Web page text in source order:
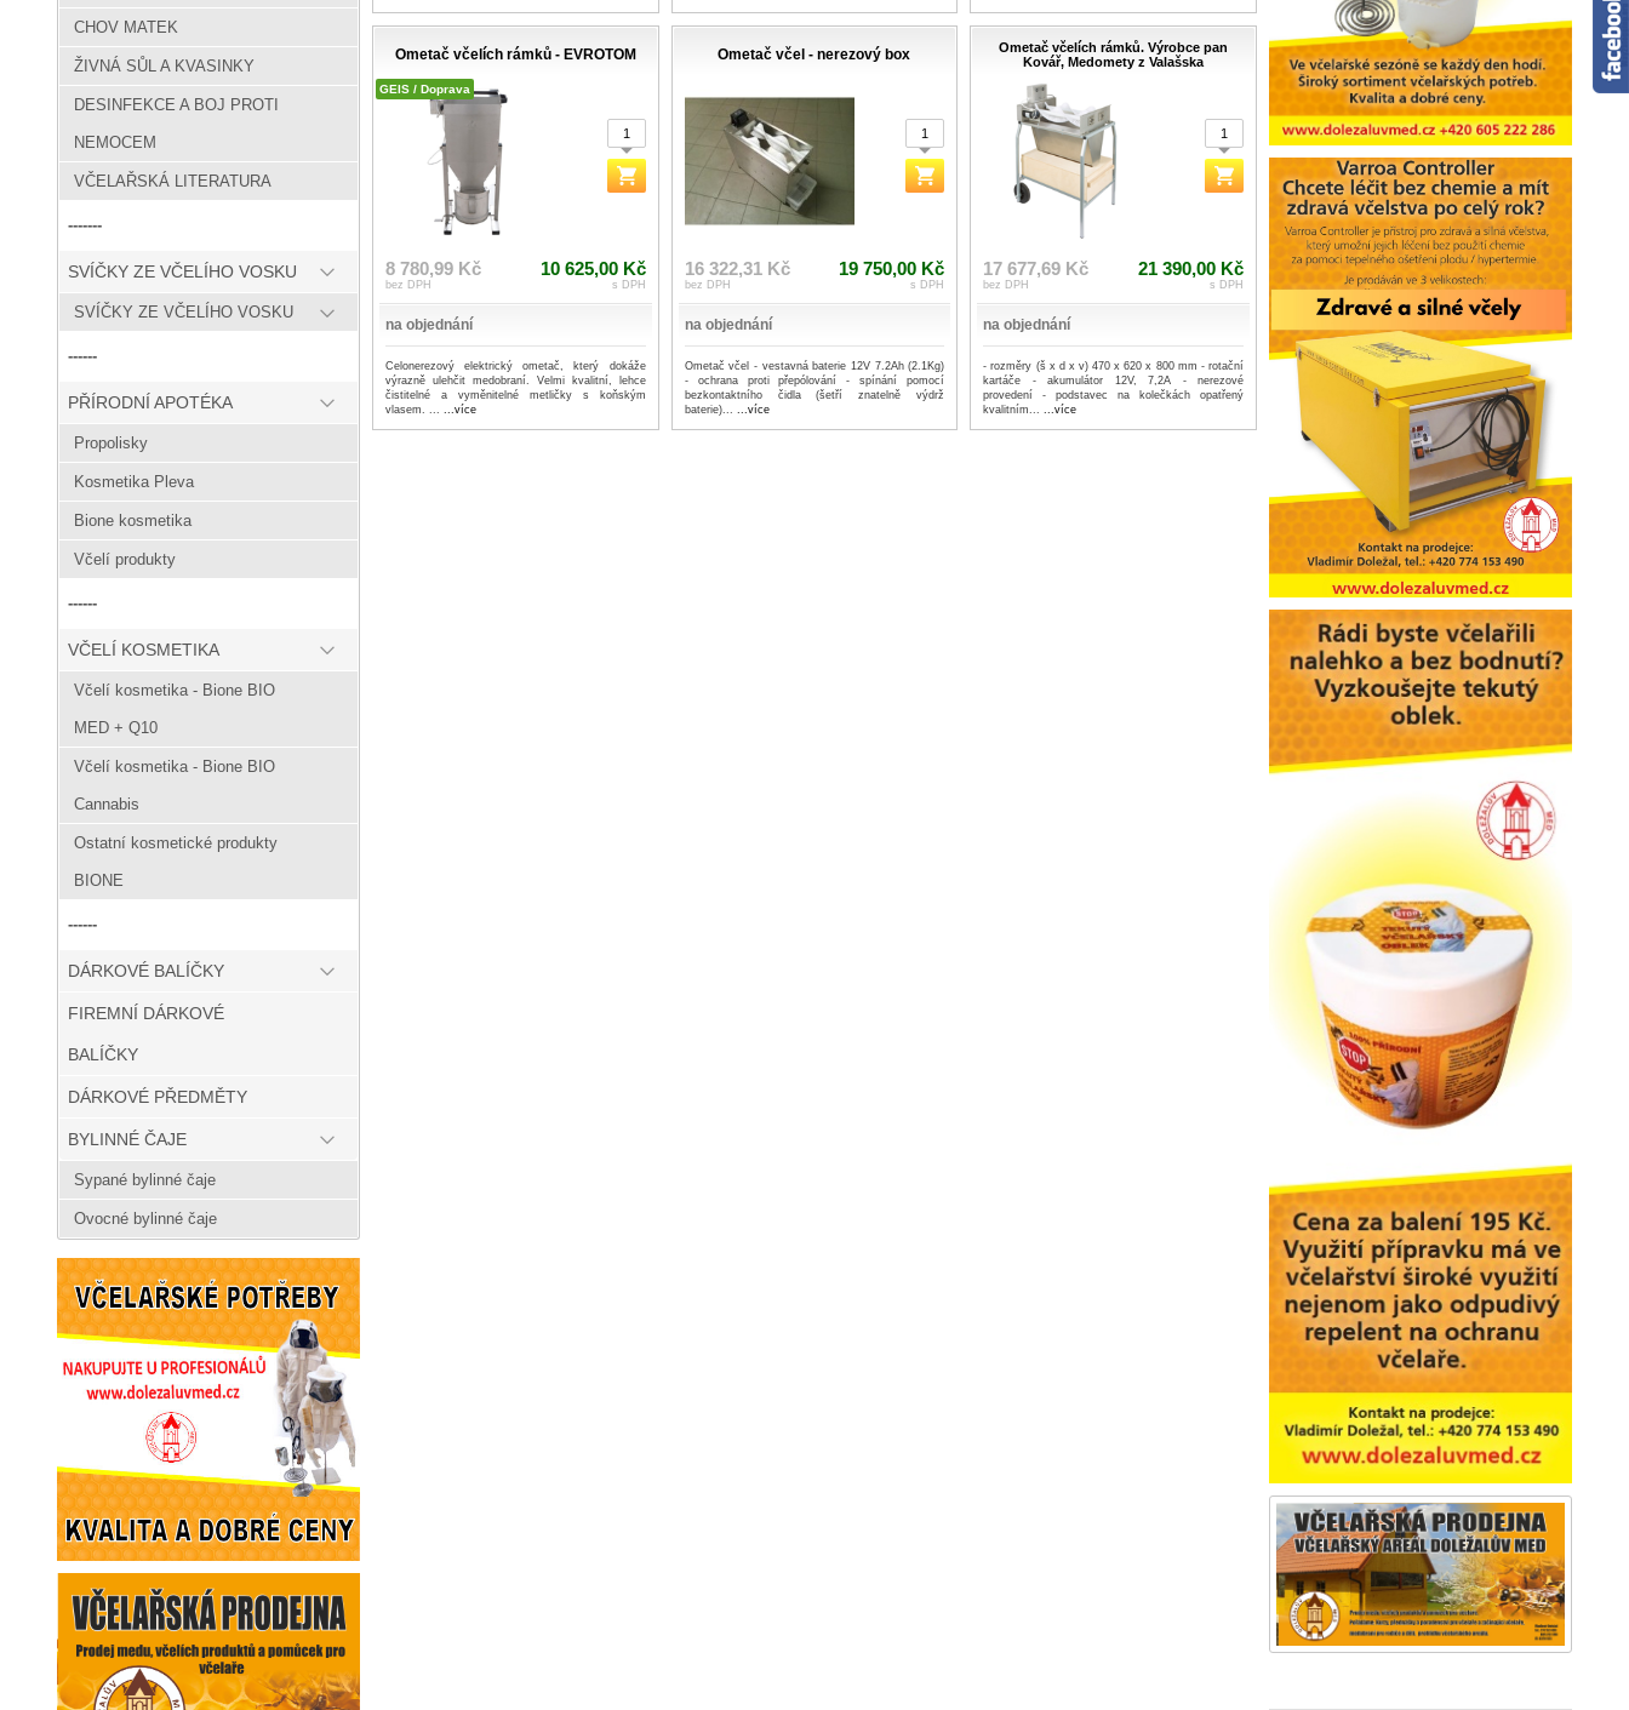
CHOV MATEK
ŽIVNÁ SŮL A KVASINKY
DESINFEKCE A BOJ PROTI
NEMOCEM
VČELAŘSKÁ LITERATURA
-------
SVÍČKY ZE VČELÍHO VOSKU
SVÍČKY ZE VČELÍHO VOSKU
------
PŘÍRODNÍ APOTÉKA
Propolisky
Kosmetika Pleva
Bione kosmetika
Včelí produkty
------
VČELÍ KOSMETIKA
Včelí kosmetika - Bione BIO
MED + Q10
Včelí kosmetika - Bione BIO
Cannabis
Ostatní kosmetické produkty
BIONE
------
DÁRKOVÉ BALÍČKY
FIREMNÍ DÁRKOVÉ
BALÍČKY
DÁRKOVÉ PŘEDMĚTY
BYLINNÉ ČAJE
Sypané bylinné čaje
Ovocné bylinné čaje
Ometač včelích rámků - EVROTOM
GEIS / Doprava
8 780,99 Kč
bez DPH
10 625,00 Kč
s DPH
na objednání
Celonerezový elektrický ometač, který dokáže
výrazně ulehčit medobraní. Velmi kvalitní, lehce
čistitelné a vyměnitelné metličky s koňským
vlasem. ... ...více
Ometač včel - nerezový box
16 322,31 Kč
bez DPH
19 750,00 Kč
s DPH
na objednání
Ometač včel - vestavná baterie 12V 7.2Ah (2.1Kg)
- ochrana proti přepólování - spínání pomocí
bezkontaktního čidla (šetří znatelně výdrž
baterie)... ...více
Ometač včelích rámků. Výrobce pan
Kovář, Medomety z Valašska
17 677,69 Kč
bez DPH
21 390,00 Kč
s DPH
na objednání
- rozměry (š x d x v) 470 x 620 x 800 mm - rotační
kartáče - akumulátor 12V, 7,2A - nerezové
provedení - podstavec na kolečkách opatřený
kvalitním......více